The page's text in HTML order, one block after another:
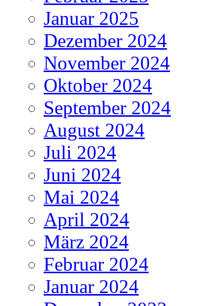
Januar 2025
Dezember 2024
November 2024
Oktober 2024
September 2024
August 2024
Juli 2024
Juni 2024
Mai 2024
April 2024
März 2024
Februar 2024
Januar 2024